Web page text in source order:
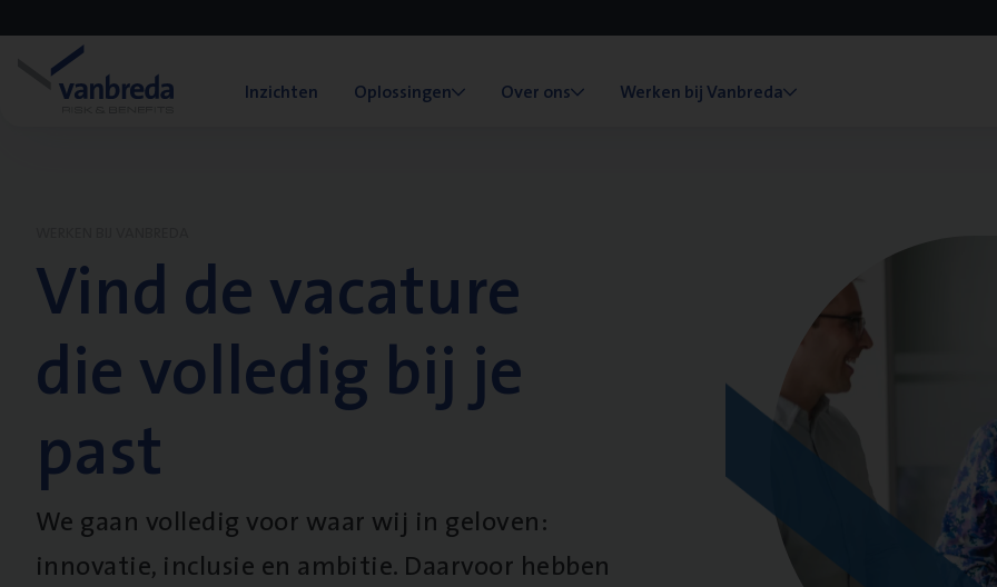
Inzichten Oplossingen Over ons Werken bij Vanbreda
Vind de vacature
die volledig bij je
past
We gaan volledig voor waar wij in geloven:
innovatie, inclusie en ambitie. Daarvoor hebben